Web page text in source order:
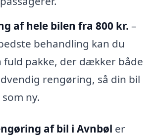
af hele bilen fra 800 kr. –
behandling kan du
pakke, der dækker både
rengøring, så din bil
ny.
af bil i Avnbøl er